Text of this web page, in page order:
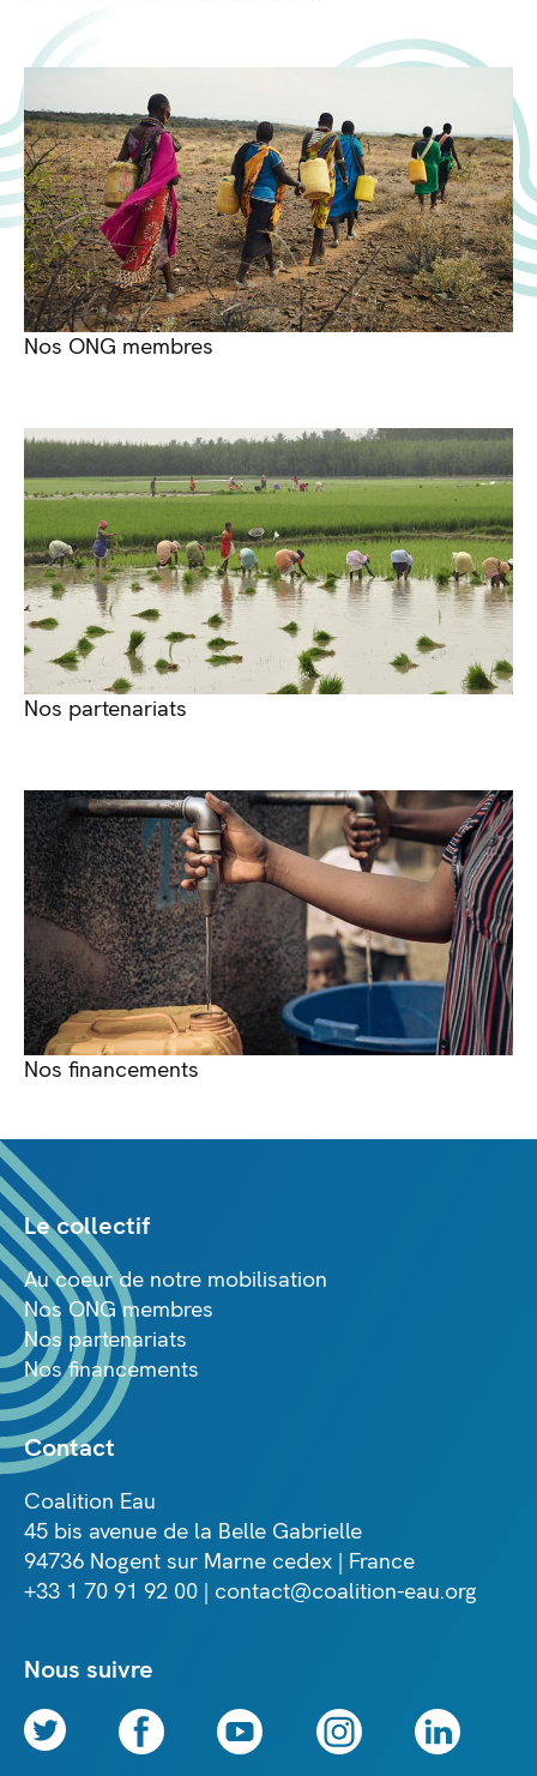
Nos ONG membres
Nos partenariats
Nos financements
Le collectif
Au coeur de notre mobilisation
Nos ONG membres
Nos partenariats
Nos financements
Contact
Coalition Eau
45 bis avenue de la Belle Gabrielle
94736 Nogent sur Marne cedex | France
+33 1 70 91 92 00 | contact@coalition-eau.org
Nous suivre